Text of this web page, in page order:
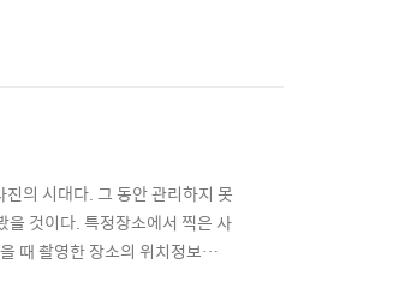
고 있는 만큼, 다양한 작업을 동
의 시대다. 그 동안 관리하지 못
을 것이다. 특정장소에서 찍은 사
때 촬영한 장소의 위치정보가
새로운 기능이 탑재되면서 디